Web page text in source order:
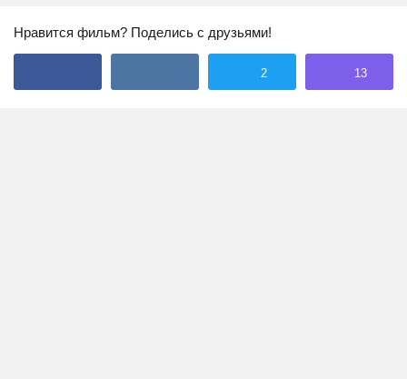
Нравится фильм? Поделись с друзьями!
2 13